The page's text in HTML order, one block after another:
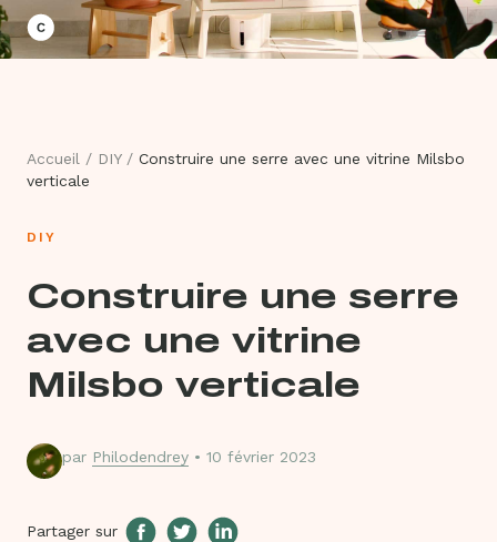
Accueil / DIY/ Construire une serre avec une vitrine Milsbo
verticale
DIY
Construire une serre
avec une vitrine
Milsbo verticale
par Philodendrey • 10 février 2023
Partager sur